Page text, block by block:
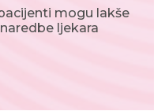
mogu lakše
ljekara